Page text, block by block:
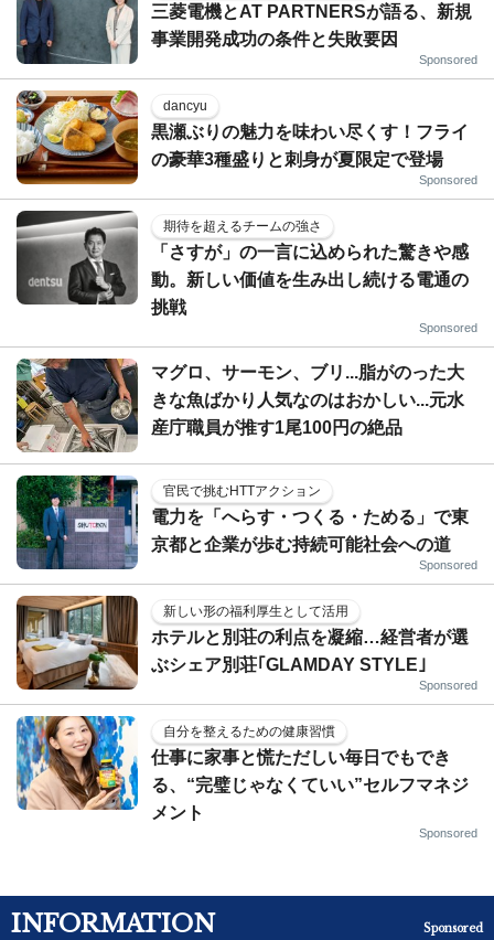
三菱電機とAT PARTNERSが語る、新規
事業開発成功の条件と失敗要因
Sponsored
dancyu
黒瀬ぶりの魅力を味わい尽くす！フライ
の豪華3種盛りと刺身が夏限定で登場
Sponsored
期待を超えるチームの強さ
「さすが」の一言に込められた驚きや感
動。新しい価値を生み出し続ける電通の
挑戦
Sponsored
マグロ、サーモン、ブリ...脂がのった大
きな魚ばかり人気なのはおかしい...元水
産庁職員が推す1尾100円の絶品
官民で挑むHTTアクション
電力を「へらす・つくる・ためる」で東
京都と企業が歩む持続可能社会への道
Sponsored
新しい形の福利厚生として活用
ホテルと別荘の利点を凝縮…経営者が選
ぶシェア別荘｢GLAMDAY STYLE｣
Sponsored
自分を整えるための健康習慣
仕事に家事と慌ただしい毎日でもでき
る、“完璧じゃなくていい”セルフマネジ
メント
Sponsored
INFORMATION Sponsored